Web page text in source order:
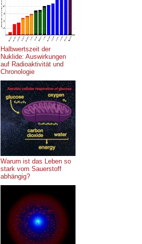
Halbwertszeit der
Nuklide: Auswirkungen
auf Radioaktivität und
Chronologie
Warum ist das Leben so
stark vom Sauerstoff
abhängig?